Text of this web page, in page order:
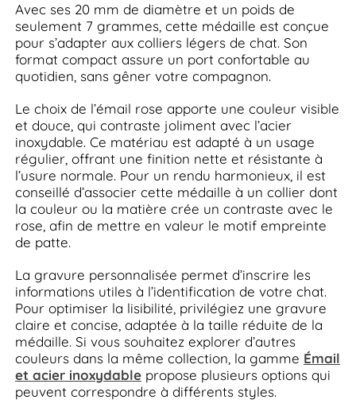
Avec ses 20 mm de diamètre et un poids de
seulement 7 grammes, cette médaille est conçue
pour s’adapter aux colliers légers de chat. Son
format compact assure un port confortable au
quotidien, sans gêner votre compagnon.
Le choix de l’émail rose apporte une couleur visible
et douce, qui contraste joliment avec l’acier
inoxydable. Ce matériau est adapté à un usage
régulier, offrant une finition nette et résistante à
l’usure normale. Pour un rendu harmonieux, il est
conseillé d’associer cette médaille à un collier dont
la couleur ou la matière crée un contraste avec le
rose, afin de mettre en valeur le motif empreinte
de patte.
La gravure personnalisée permet d’inscrire les
informations utiles à l’identification de votre chat.
Pour optimiser la lisibilité, privilégiez une gravure
claire et concise, adaptée à la taille réduite de la
médaille. Si vous souhaitez explorer d’autres
couleurs dans la même collection, la gamme Émail
et acier inoxydablepropose plusieurs options qui
peuvent correspondre à différents styles.